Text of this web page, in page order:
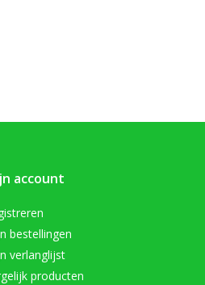
account
bestellingen
verlanglijst
producten